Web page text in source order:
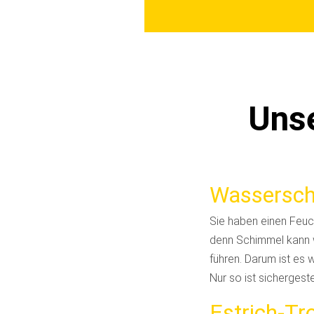
Sie haben einen
denn Schimmel
führen. Darum ist es
Nur so ist